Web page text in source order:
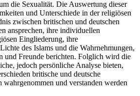
die Sexualität. Die Auswertung dieser
und Unterschiede in der religiösen
zwischen britischen und deutschen
ansprechen, ihre individuellen
Eingliederung, ihre
des Islams und die Wahrnehmungen,
und Freunde berichten. Folglich wird die
jedoch persönliche Analyse bieten,
britische und deutsche
und verstanden werden